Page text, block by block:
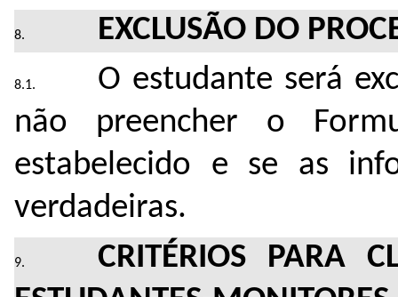
EXCLUSÃO DO
O estudante será
não preencher o
estabelecido e se as
verdadeiras.
CRITÉRIOS PARA